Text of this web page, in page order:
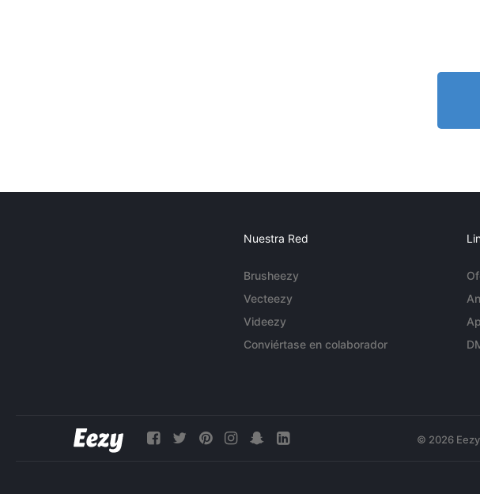
Nuestra Red
Brusheezy
Vecteezy
Videezy
Conviértase en colaborador
© 2026